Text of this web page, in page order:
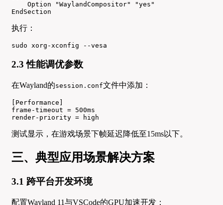
    Option "WaylandCompositor" "yes"
EndSection
执行：
sudo xorg-xconfig --vesa
2.3 性能调优参数
在Wayland的session.conf文件中添加：
[Performance]
frame-timeout = 500ms
render-priority = high
测试显示，在游戏场景下帧延迟降低至15ms以下。
三、典型应用场景解决方案
3.1 跨平台开发环境
配置Wayland 11与VSCode的GPU加速开发：